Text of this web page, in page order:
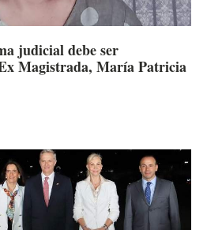
judicial debe ser
Magistrada, María Patricia